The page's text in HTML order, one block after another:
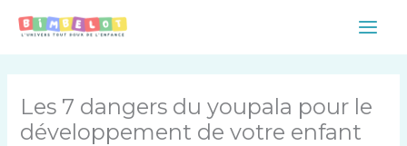
Main
Les 7 dangers du youpala pour le
développement de votre enfant